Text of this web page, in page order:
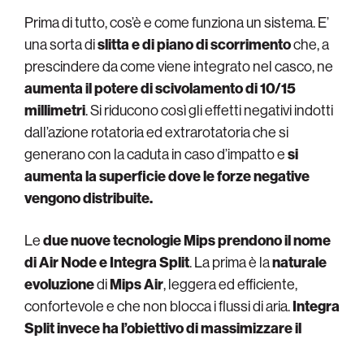
Prima di tutto, cos’è e come funziona un sistema. E’
una sorta dislitta e di piano di scorrimentoche, a
prescindere da come viene integrato nel casco, ne
aumenta il potere di scivolamento di 10/15
millimetri. Si riducono così gli effetti negativi indotti
dall’azione rotatoria ed extrarotatoria che si
generano con la caduta in caso d’impatto esi
aumenta la superficie dove le forze negative
vengono distribuite.
Ledue nuove tecnologie Mips prendono il nome
di Air Node e Integra Split. La prima è lanaturale
evoluzionediMips Air, leggera ed efficiente,
confortevole e che non blocca i flussi di aria.Integra
Split invece ha l’obiettivo di massimizzare il